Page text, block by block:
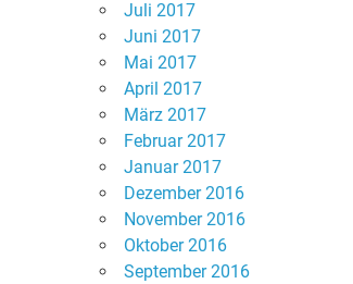
Juli 2017
Juni 2017
Mai 2017
April 2017
März 2017
Februar 2017
Januar 2017
Dezember 2016
November 2016
Oktober 2016
September 2016